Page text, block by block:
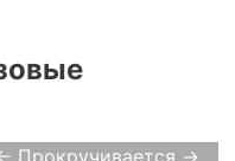
Прокручивается →